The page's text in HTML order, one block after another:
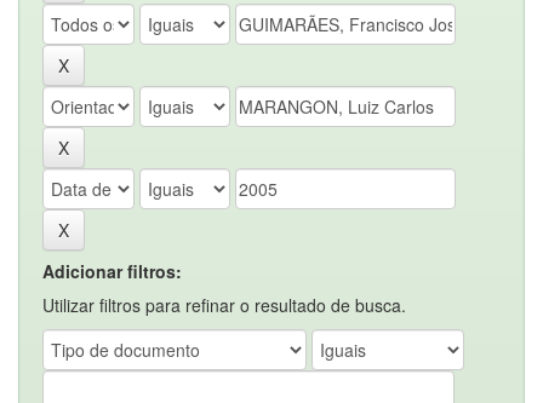
Adicionar filtros:
Utilizar filtros para refinar o resultado de busca.